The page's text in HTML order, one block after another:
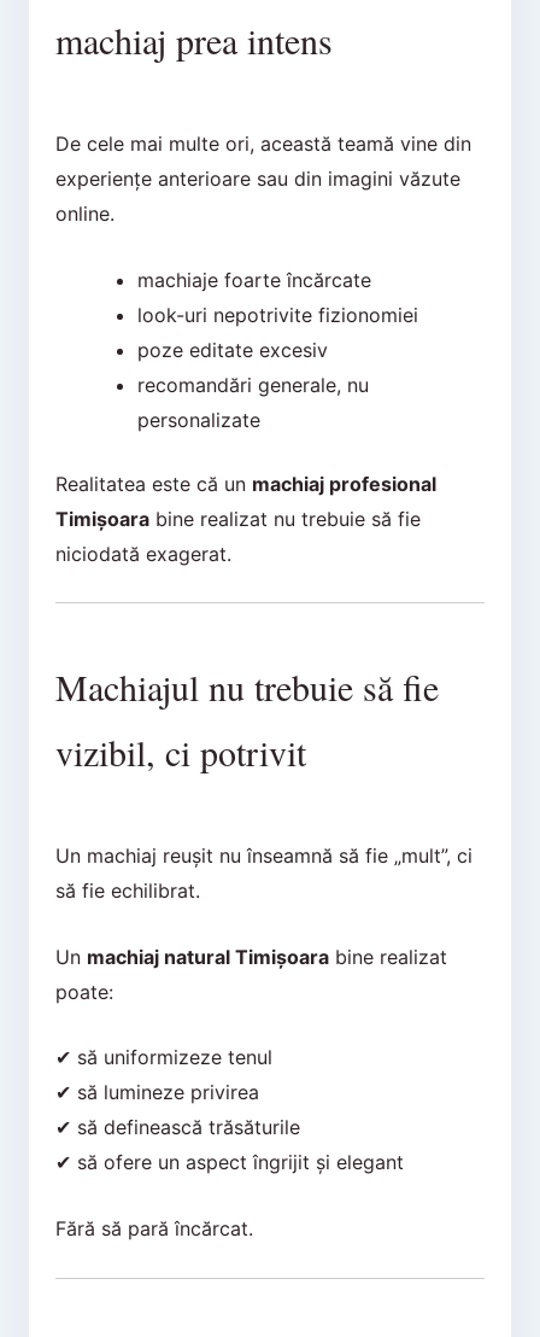
machiaj prea intens
De cele mai multe ori, această teamă vine din
experiențe anterioare sau din imagini văzute
online.
machiaje foarte încărcate
look-uri nepotrivite fizionomiei
poze editate excesiv
recomandări generale, nu
personalizate
Realitatea este că un machiaj profesional
Timișoarabine realizat nu trebuie să fie
niciodată exagerat.
Machiajul nu trebuie să fie
vizibil, ci potrivit
Un machiaj reușit nu înseamnă să fie „mult”, ci
să fie echilibrat.
Un machiaj natural Timișoarabine realizat
poate:
✔ să uniformizeze tenul
✔ să lumineze privirea
✔ să definească trăsăturile
✔ să ofere un aspect îngrijit și elegant
Fără să pară încărcat.